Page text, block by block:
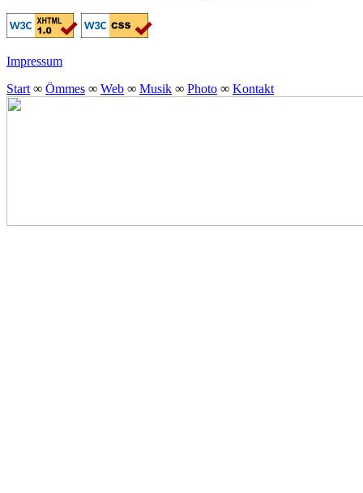
Impressum
Start ∞ Ömmes ∞ Web ∞ Musik ∞ Photo ∞ Kontakt